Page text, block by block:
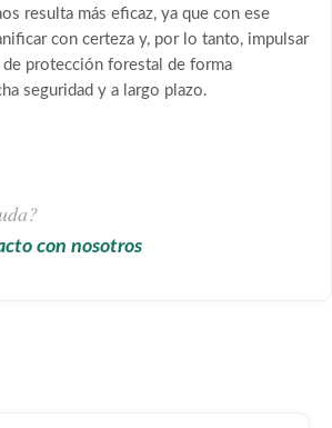
resulta más eficaz, ya que con ese
con certeza y, por lo tanto, impulsar
protección forestal de forma
seguridad y a largo plazo.
con nosotros